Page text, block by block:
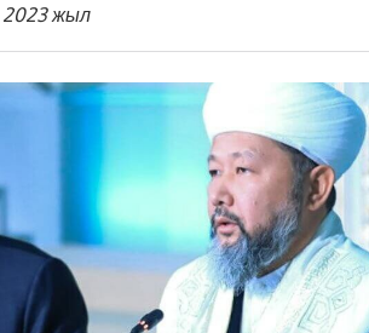
2023 жыл